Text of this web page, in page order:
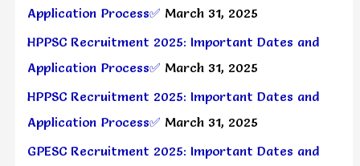
Application Process✅ March 31, 2025
HPPSC Recruitment 2025: Important Dates and
Application Process✅ March 31, 2025
HPPSC Recruitment 2025: Important Dates and
Application Process✅ March 31, 2025
GPESC Recruitment 2025: Important Dates and